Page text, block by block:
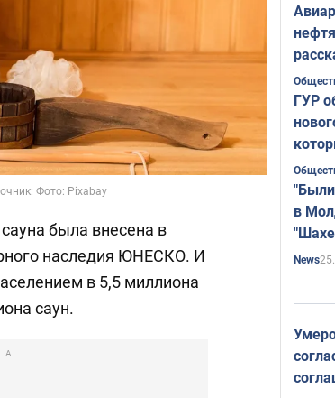
Фото: Pixabay
была внесена в
наследия ЮНЕСКО. И
в 5,5 миллиона
саун.
ГУР
в
News